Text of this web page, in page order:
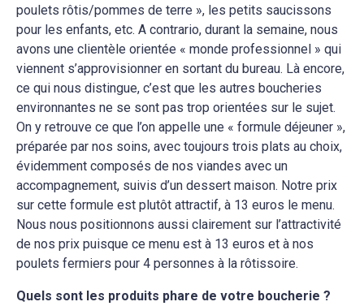
poulets rôtis/pommes de terre », les petits saucissons
pour les enfants, etc. A contrario, durant la semaine, nous
avons une clientèle orientée « monde professionnel » qui
viennent s’approvisionner en sortant du bureau. Là encore,
ce qui nous distingue, c’est que les autres boucheries
environnantes ne se sont pas trop orientées sur le sujet.
On y retrouve ce que l’on appelle une « formule déjeuner »,
préparée par nos soins, avec toujours trois plats au choix,
évidemment composés de nos viandes avec un
accompagnement, suivis d’un dessert maison. Notre prix
sur cette formule est plutôt attractif, à 13 euros le menu.
Nous nous positionnons aussi clairement sur l’attractivité
de nos prix puisque ce menu est à 13 euros et à nos
poulets fermiers pour 4 personnes à la rôtissoire.
Quels sont les produits phare de votre boucherie ?